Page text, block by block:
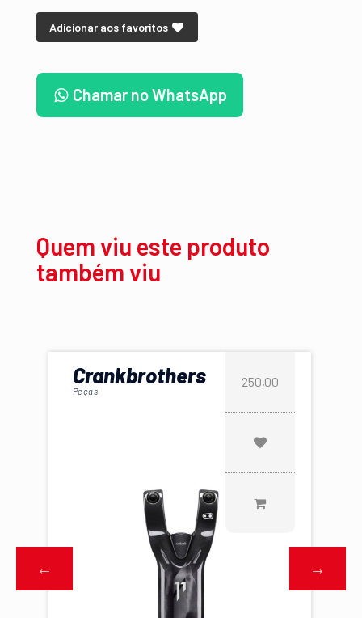
Adicionar aos favoritos
Chamar no WhatsApp
Quem viu este produto
também viu
Crankbrothers
Peças
250,00